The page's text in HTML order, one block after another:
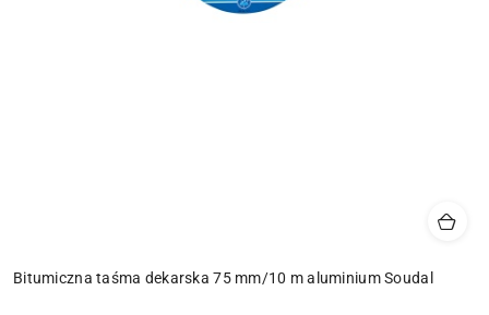
Bitumiczna taśma dekarska 75 mm/10 m aluminium Soudal